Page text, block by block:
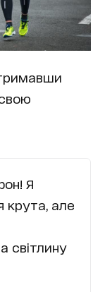
Я
крута, але
світлину